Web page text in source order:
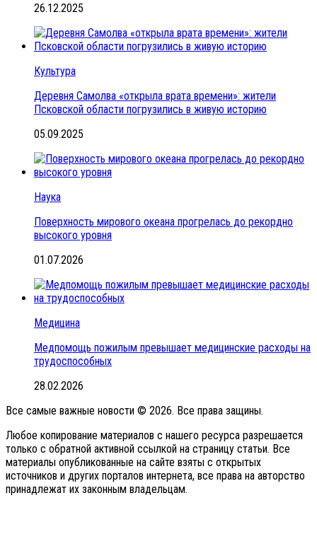
26.12.2025
Культура
Деревня Самолва «открыла врата времени»: жители
Псковской области погрузились в живую историю
05.09.2025
Наука
Поверхность мирового океана прогрелась до рекордно
высокого уровня
01.07.2026
Медицина
Медпомощь пожилым превышает медицинские расходы на
трудоспособных
28.02.2026
Все самые важные новости © 2026. Все права защины.
Любое копирование материалов с нашего ресурса разрешается
только с обратной активной ссылкой на страницу статьи. Все
материалы опубликованные на сайте взяты с открытых
источников и других порталов интернета, все права на авторство
принадлежат их законным владельцам.